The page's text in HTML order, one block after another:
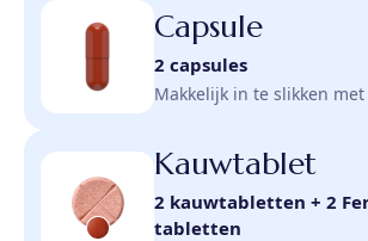
Capsule
2 capsules
Makkelijk in te slikken
Kauwtablet
2 kauwtabletten + 2
tabletten